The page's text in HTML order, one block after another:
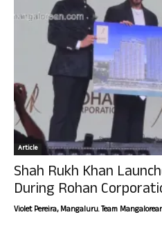
Article
Shah Rukh Khan
During Rohan
Violet Pereira, Mangaluru. Team